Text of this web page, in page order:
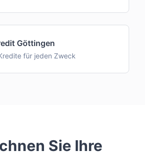
Göttingen
für jeden Zweck
Sie Ihre